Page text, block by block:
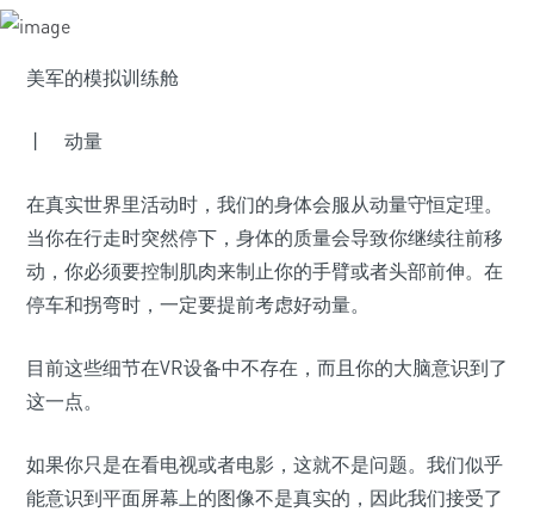
美军的模拟训练舱
丨 动量
在真实世界里活动时，我们的身体会服从动量守恒定理。
当你在行走时突然停下，身体的质量会导致你继续往前移
动，你必须要控制肌肉来制止你的手臂或者头部前伸。在
停车和拐弯时，一定要提前考虑好动量。
目前这些细节在VR设备中不存在，而且你的大脑意识到了
这一点。
如果你只是在看电视或者电影，这就不是问题。我们似乎
能意识到平面屏幕上的图像不是真实的，因此我们接受了